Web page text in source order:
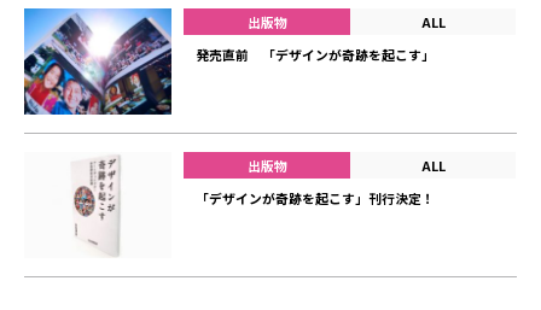
出版物
ALL
発売直前 「デザインが奇跡を起こす」
出版物
ALL
「デザインが奇跡を起こす」刊行決定！